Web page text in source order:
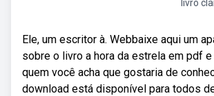
livro
Ele, um escritor à. Webbaixe aqui um
sobre o livro a hora da estrela em pdf
quem você acha que gostaria de
download está disponível para todos